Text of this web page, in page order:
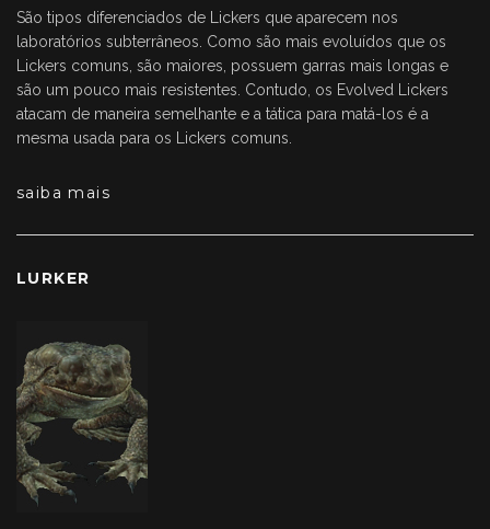
São tipos diferenciados de Lickers que aparecem nos
laboratórios subterrâneos. Como são mais evoluídos que os
Lickers comuns, são maiores, possuem garras mais longas e
são um pouco mais resistentes. Contudo, os Evolved Lickers
atacam de maneira semelhante e a tática para matá-los é a
mesma usada para os Lickers comuns.
saiba mais
LURKER